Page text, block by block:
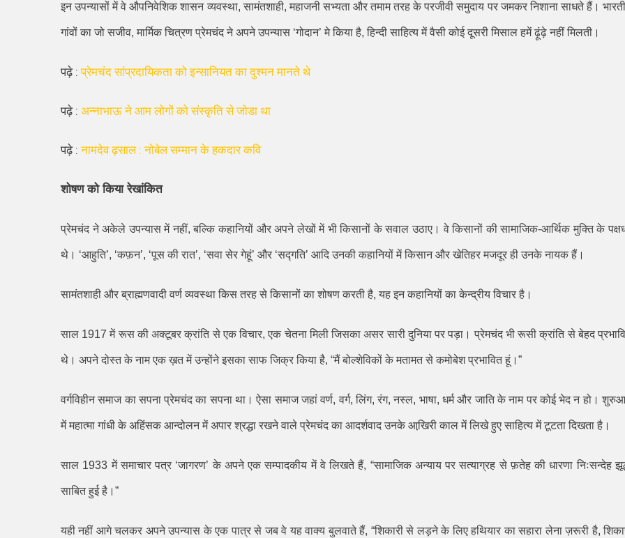
इन उपन्यासों में वे औपनिवेशिक शासन व्यवस्था,सामंतशाही,महाजनी सभ्यता और तमाम तरह के परजीवी समुदाय पर जमकर निशाना साधते हैं।
गांवों का जो सजीव,मार्मिक चित्रण प्रेमचंद ने अपने उपन्यास ‘गोदान’मे किया है,हिन्दी साहित्य में वैसी कोई दूसरी मिसाल हमें ढ़ूंढ़े नहीं मिलती।
पढ़े :प्रेमचंद सांप्रदायिकता को इन्सानियत का दुश्मन मानते थे
पढ़े : अन्नाभाऊ ने आम लोगों को संस्कृति से जोडा था
पढ़े :नामदेव ढ़साल : नोबेल सम्मान के हकदार कवि
शोषण को किया रेखांकित
प्रेमचंद ने अकेले उपन्यास में नहीं,बल्कि कहानियों और अपने लेखों में भी किसानों के सवाल उठाए। वे किसानों की सामाजिक-आर्थिक मुक्ति के
थे। ‘आहुति’, ‘कफ़न’, ‘पूस की रात’, ‘सवा सेर गेहूं’ और ‘सद्गति’ आदि उनकी कहानियों में किसान और खेतिहर मजदूर ही उनके नायक हैं।
सामंतशाही और ब्राह्मणवादी वर्ण व्यवस्था किस तरह से किसानों का शोषण करती है,यह इन कहानियों का केन्द्रीय विचार है।
साल 1917 में रूस की अक्टूबर क्रांति से एक विचार,एक चेतना मिली जिसका असर सारी दुनिया पर पड़ा। प्रेमचंद भी रूसी क्रांति से बेहद
थे। अपने दोस्त के नाम एक ख़त में उन्होंने इसका साफ जिक्र किया है, “मैं बोल्शेविकों के मतामत से कमोबेश प्रभावित हूं। ”
वर्गविहीन समाज का सपना प्रेमचंद का सपना था। ऐसा समाज जहां वर्ण,वर्ग,लिंग,रंग,नस्ल, भाषा,धर्म और जाति के नाम पर कोई भेद न हो।
में महात्मा गांधी के अहिंसक आन्दोलन में अपार श्रद्धा रखने वाले प्रेमचंद का आदर्शवाद उनके आखि़री काल में लिखे हुए साहित्य में टूटता दिखता है।
साल 1933 में समाचार पत्र ‘जागरण’के अपने एक सम्पादकीय में वे लिखते हैं, “सामाजिक अन्याय पर सत्याग्रह से फ़तेह की धारणा निःसन्देह
साबित हुई है। ”
यही नहीं आगे चलकर अपने उपन्यास के एक पात्र से जब वे यह वाक्य बुलवाते हैं, “शिकारी से लड़ने के लिए हथियार का सहारा लेना ज़रूरी है,